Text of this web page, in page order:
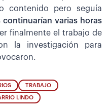
contenido pero seguía
continuarían varias horas
finalmente el trabajo de
la investigación para
TRABAJO
LINDO